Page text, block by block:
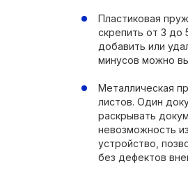
Пластиковая
скрепить от 3 до
добавить или
минусов можно
Металлическая
листов. Один
раскрывать
невозможность
устройство,
без дефектов